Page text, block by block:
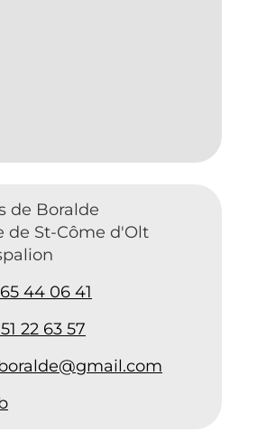
de Boralde
de St-Côme d'Olt
44 06 41
22 63 57